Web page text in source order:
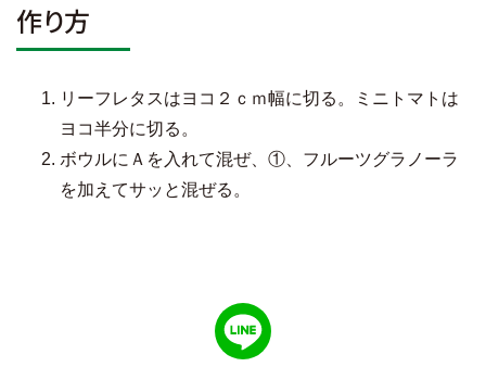
作り方
リーフレタスはヨコ２ｃｍ幅に切る。ミニトマトは
ヨコ半分に切る。
ボウルにＡを入れて混ぜ、①、フルーツグラノーラ
を加えてサッと混ぜる。